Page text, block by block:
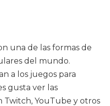
una de las formas de
del mundo.
a los juegos para
gusta ver las
Twitch, YouTube y otros